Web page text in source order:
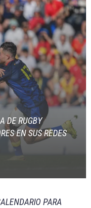
DE RUGBY
EN SUS REDES
PARA